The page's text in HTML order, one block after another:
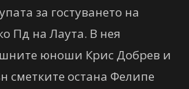
за гостуването на
Пд на Лаута. В нея
юноши Крис Добрев и
сметките остана Фелипе